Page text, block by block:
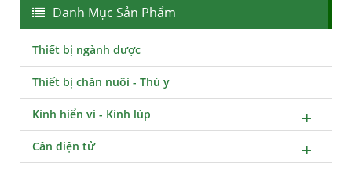
Danh Mục Sản Phẩm
Thiết bị ngành dược
Thiết bị chăn nuôi - Thú y
Kính hiển vi - Kính lúp
Cân điện tử